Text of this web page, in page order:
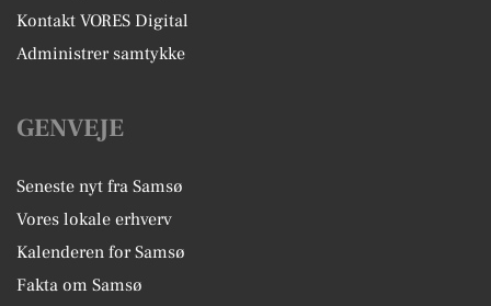
Kontakt VORES Digital
Administrer samtykke
GENVEJE
Seneste nyt fra Samsø
Vores lokale erhverv
Kalenderen for Samsø
Fakta om Samsø